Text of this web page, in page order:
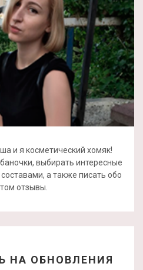
и я косметический хомяк!
выбирать интересные
а также писать обо
отзывы.
НА ОБНОВЛЕНИЯ